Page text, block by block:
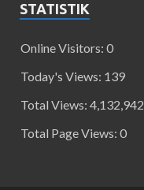
STATISTIK
Online Visitors: 0
Today's Views: 139
Total Views: 4,132,942
Total Page Views: 0